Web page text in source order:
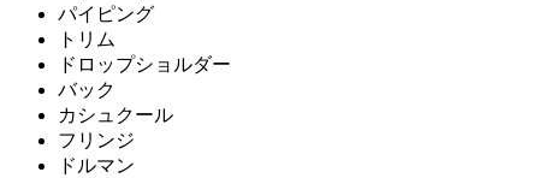
パイピング
トリム
ドロップショルダー
バック
カシュクール
フリンジ
ドルマン